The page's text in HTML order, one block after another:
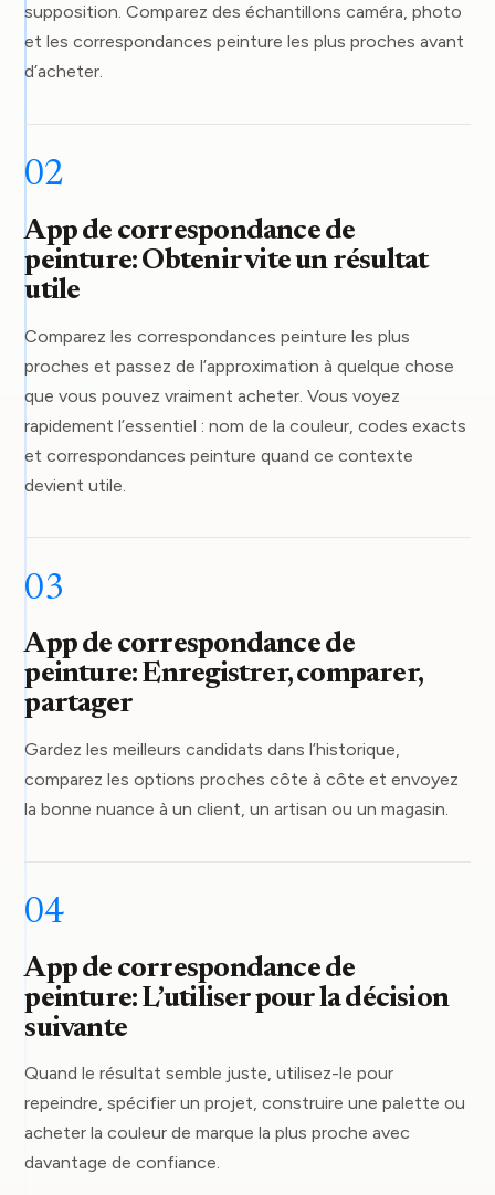
supposition. Comparez des échantillons caméra, photo
et les correspondances peinture les plus proches avant
d’acheter.
02
App de correspondance de
peinture: Obtenir vite un résultat
utile
Comparez les correspondances peinture les plus
proches et passez de l’approximation à quelque chose
que vous pouvez vraiment acheter. Vous voyez
rapidement l’essentiel : nom de la couleur, codes exacts
et correspondances peinture quand ce contexte
devient utile.
03
App de correspondance de
peinture: Enregistrer, comparer,
partager
Gardez les meilleurs candidats dans l’historique,
comparez les options proches côte à côte et envoyez
la bonne nuance à un client, un artisan ou un magasin.
04
App de correspondance de
peinture: L’utiliser pour la décision
suivante
Quand le résultat semble juste, utilisez-le pour
repeindre, spécifier un projet, construire une palette ou
acheter la couleur de marque la plus proche avec
davantage de confiance.